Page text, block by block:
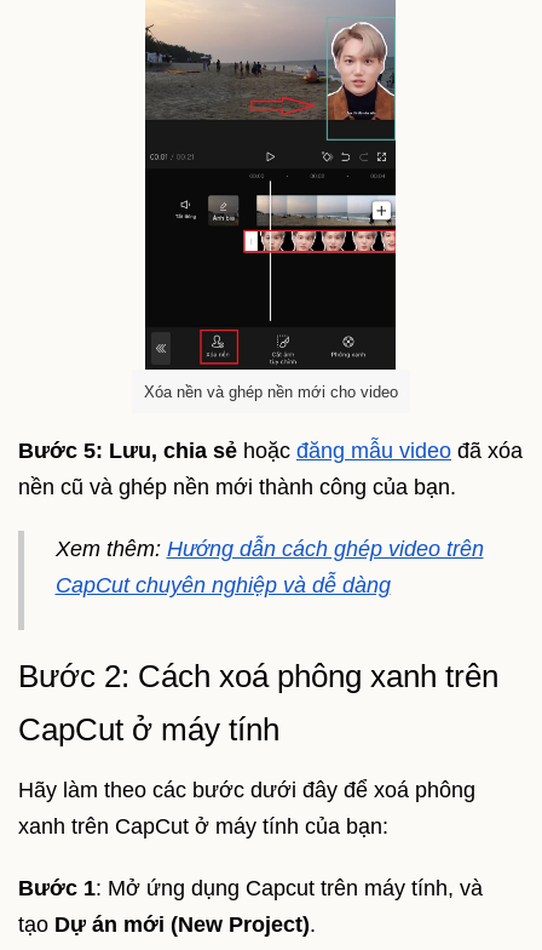
Xóa nền và ghép nền mới cho video
Bước 5: Lưu, chia sẻ hoặc đăng mẫu video đã xóa
nền cũ và ghép nền mới thành công của bạn.
Xem thêm: Hướng dẫn cách ghép video trên
CapCut chuyên nghiệp và dễ dàng
Bước 2: Cách xoá phông xanh trên
CapCut ở máy tính
Hãy làm theo các bước dưới đây để xoá phông
xanh trên CapCut ở máy tính của bạn:
Bước 1: Mở ứng dụng Capcut trên máy tính, và
tạo Dự án mới (New Project).